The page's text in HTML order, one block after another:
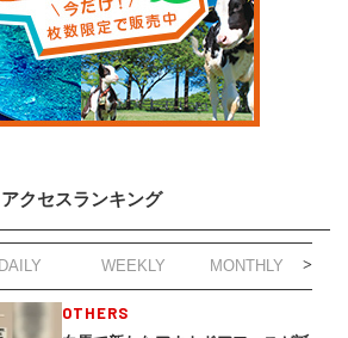
アクセスランキング
DAILY WEEKLY MONTHLY
OTHERS